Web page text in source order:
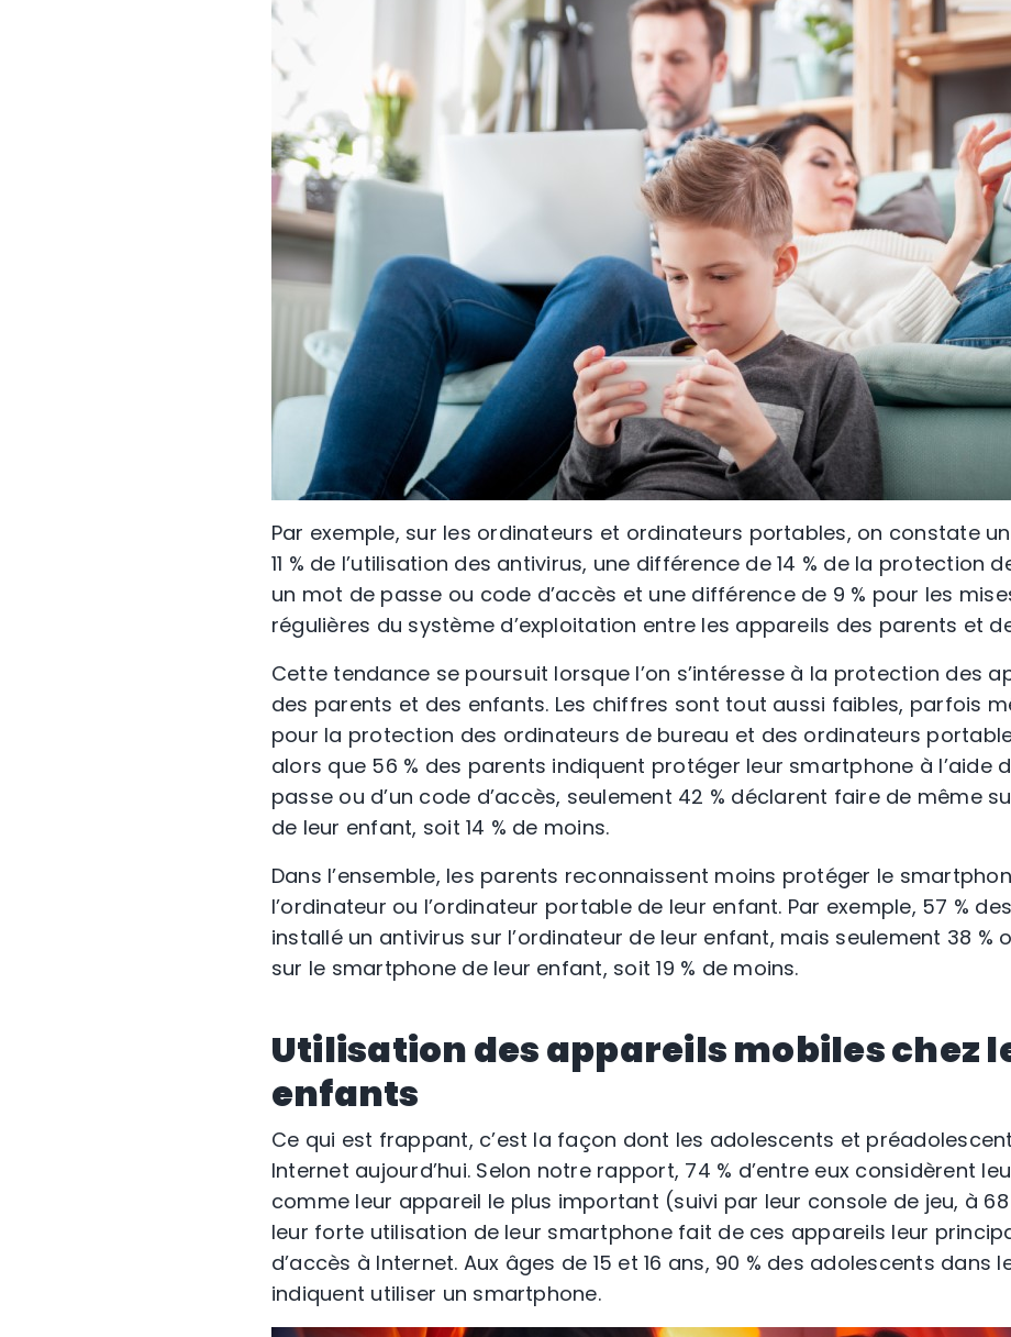
Par exemple, sur les ordinateurs et ordinateurs portables, on constate
11 % de l’utilisation des antivirus, une différence de 14 % de la protection
un mot de passe ou code d’accès et une différence de 9 % pour les
régulières du système d’exploitation entre les appareils des parents et
Cette tendance se poursuit lorsque l’on s’intéresse à la protection des
des parents et des enfants. Les chiffres sont tout aussi faibles, parfois
pour la protection des ordinateurs de bureau et des ordinateurs
alors que 56 % des parents indiquent protéger leur smartphone à l’aide
passe ou d’un code d’accès, seulement 42 % déclarent faire de même
de leur enfant, soit 14 % de moins.
Dans l’ensemble, les parents reconnaissent moins protéger le
l’ordinateur ou l’ordinateur portable de leur enfant. Par exemple, 57 %
installé un antivirus sur l’ordinateur de leur enfant, mais seulement 38 %
sur le smartphone de leur enfant, soit 19 % de moins.
Utilisation des appareils mobiles chez
enfants
Ce qui est frappant, c’est la façon dont les adolescents et
Internet aujourd’hui. Selon notre rapport, 74 % d’entre eux considèrent
comme leur appareil le plus important (suivi par leur console de jeu, à 68
leur forte utilisation de leur smartphone fait de ces appareils leur
d’accès à Internet. Aux âges de 15 et 16 ans, 90 % des adolescents dans
indiquent utiliser un smartphone.